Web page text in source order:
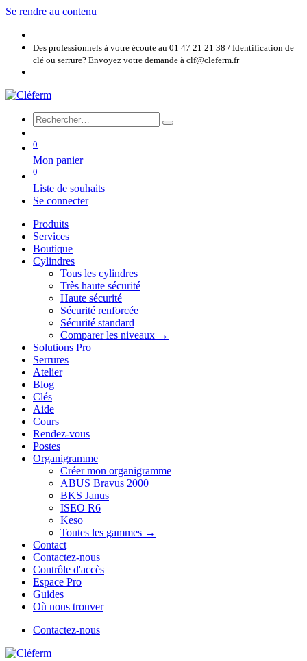
Se rendre au contenu
Des professionnels à votre écoute au 01 47 21 21 38 / Identification de
clé ou serrure? Envoyez votre demande à clf@cleferm.fr
0
Mon panier
0
Liste de souhaits
Se connecter
Produits
Services
Boutique
Cylindres
Tous les cylindres
Très haute sécurité
Haute sécurité
Sécurité renforcée
Sécurité standard
Comparer les niveaux →
Solutions Pro
Serrures
Atelier
Blog
Clés
Aide
Cours
Rendez-vous
Postes
Organigramme
Créer mon organigramme
ABUS Bravus 2000
BKS Janus
ISEO R6
Keso
Toutes les gammes →
Contact
Contactez-nous
Contrôle d'accès
Espace Pro
Guides
Où nous trouver
Contactez-nous